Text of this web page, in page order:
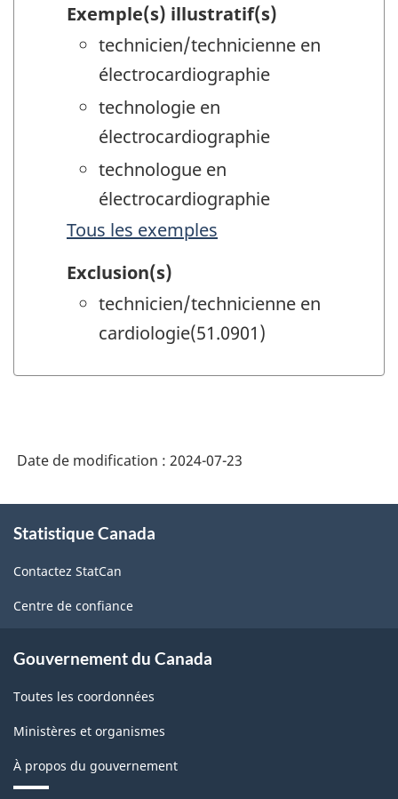
Exemple(s) illustratif(s)
technicien/technicienne en
électrocardiographie
technologie en
électrocardiographie
technologue en
électrocardiographie
Tous les exemples
Exclusion(s)
technicien/technicienne en
cardiologie(51.0901)
Date de modification : 2024-07-23
propos
ce
site
Statistique Canada
Contactez StatCan
Centre de confiance
Gouvernement du Canada
Toutes les coordonnées
Ministères et organismes
À propos du gouvernement